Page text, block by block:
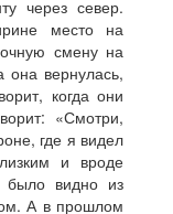
через север.
место на
смену на
она вернулась,
когда они
«Смотри,
где я видел
и вроде
было видно из
А в прошлом